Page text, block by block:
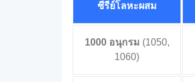
ซีรีย์โลหะผสม
1000 อนุกรม (1050,
1060)